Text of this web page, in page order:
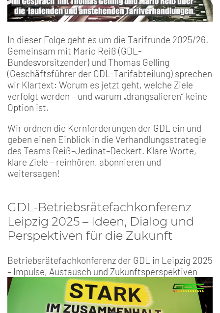
In dieser Folge geht es um die Tarifrunde 2025/26.
Gemeinsam mit Mario Reiß (GDL-
Bundesvorsitzender) und Thomas Gelling
(Geschäftsführer der GDL-Tarifabteilung) sprechen
wir Klartext: Worum es jetzt geht, welche Ziele
verfolgt werden – und warum „drangsalieren“ keine
Option ist.
Wir ordnen die Kernforderungen der GDL ein und
geben einen Einblick in die Verhandlungsstrategie
des Teams Reiß–Jedinat–Deckert. Klare Worte,
klare Ziele – reinhören, abonnieren und
weitersagen!
GDL-Betriebsrätefachkonferenz
Leipzig 2025 – Ideen, Dialog und
Perspektiven für die Zukunft
Betriebsrätefachkonferenz der GDL in Leipzig 2025
– Impulse, Austausch und Zukunftsperspektiven